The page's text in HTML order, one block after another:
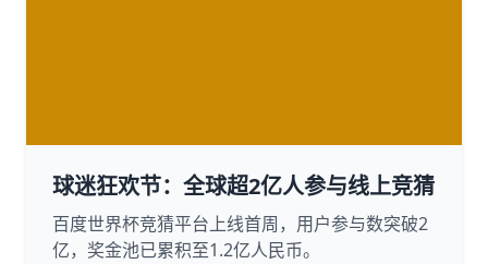
球迷狂欢节：全球超2亿人参与线上竞猜
百度世界杯竞猜平台上线首周，用户参与数突破2
亿，奖金池已累积至1.2亿人民币。